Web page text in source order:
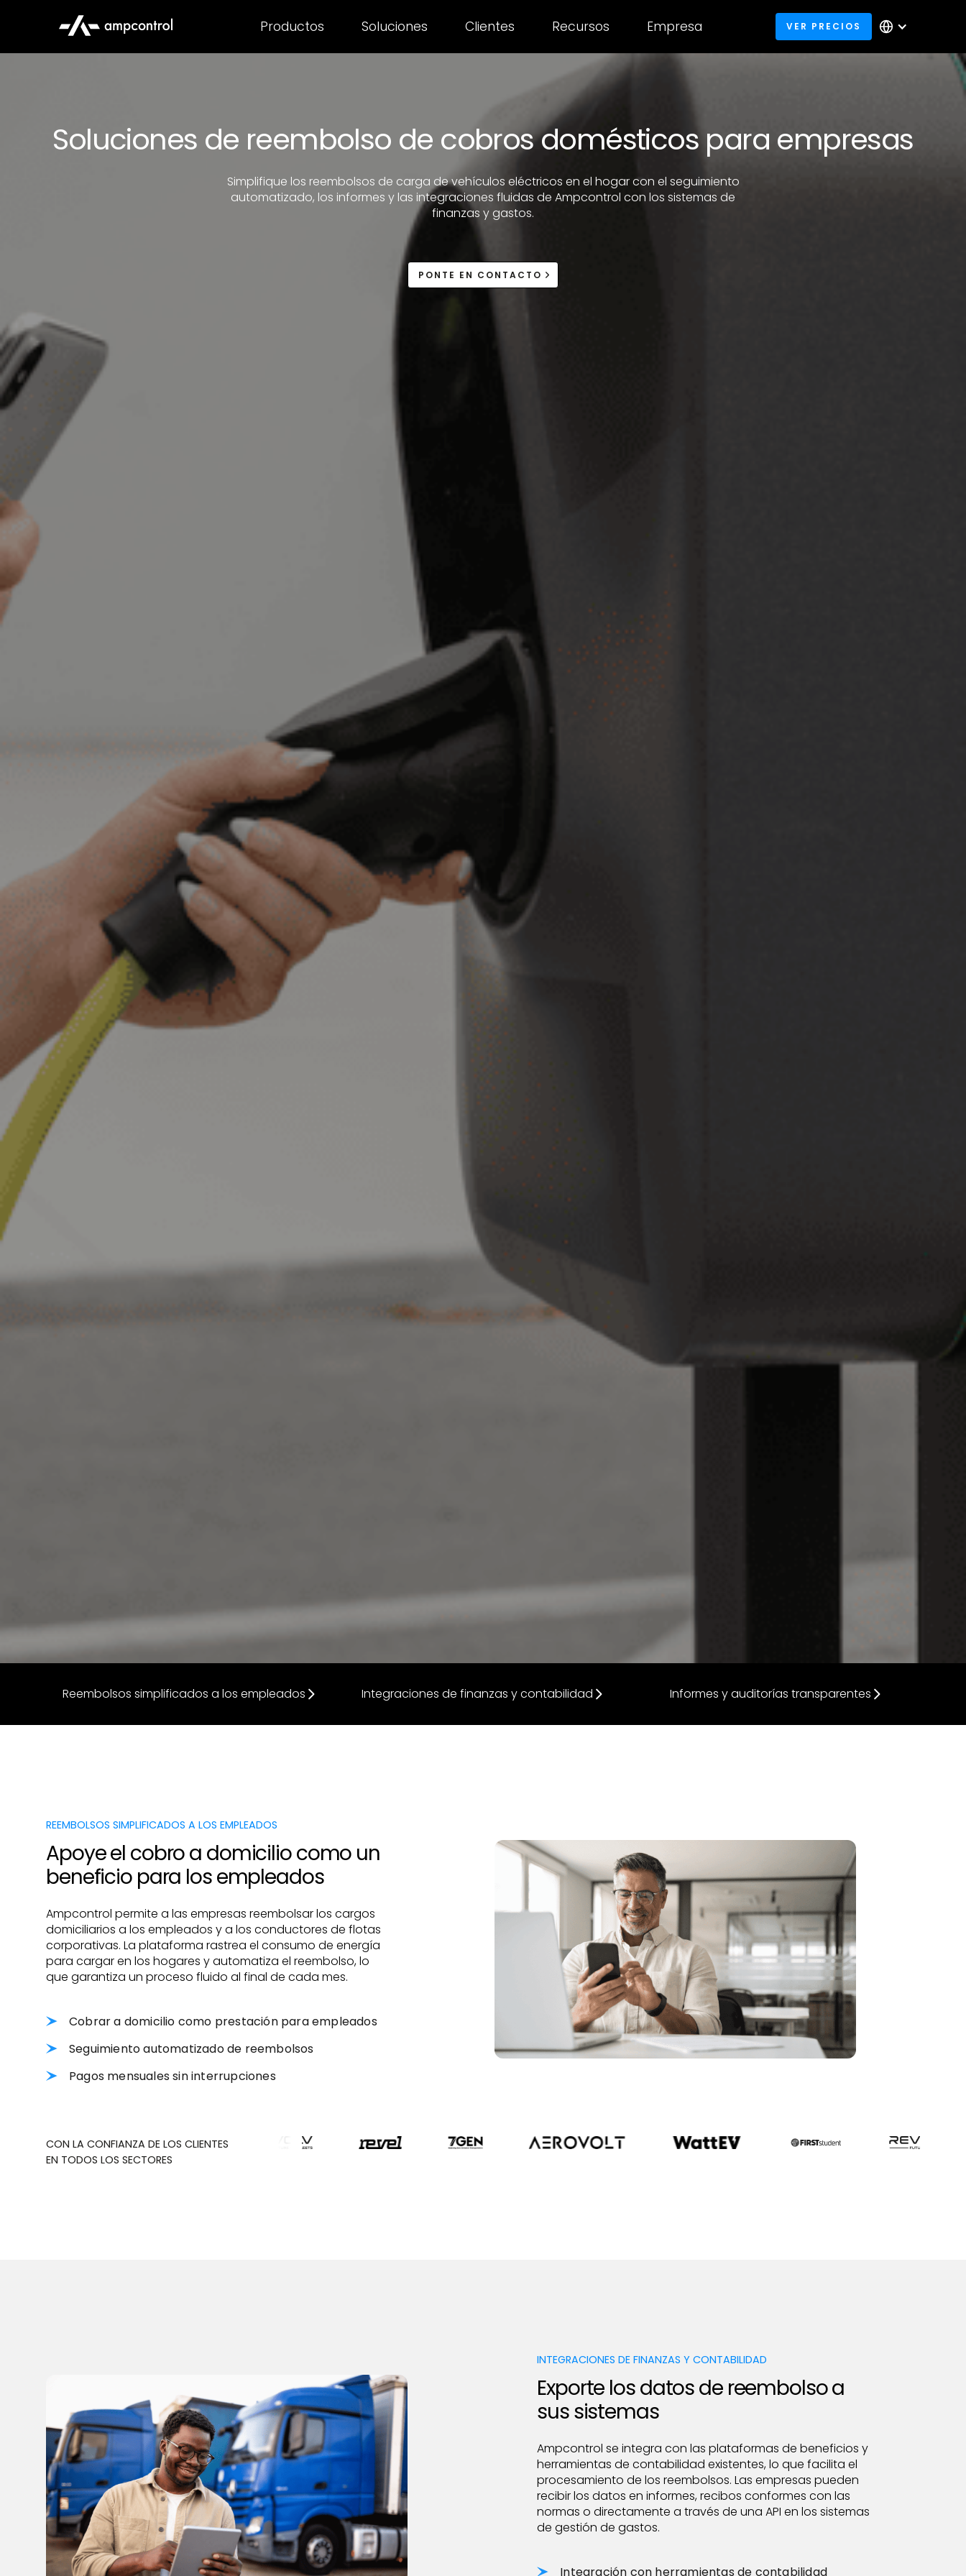
Productos Soluciones Clientes Recursos Empresa VER PRECIOS
Soluciones de reembolso de cobros domésticos para empresas
Simplifique los reembolsos de carga de vehículos eléctricos en el hogar con el seguimiento
automatizado, los informes y las integraciones fluidas de Ampcontrol con los sistemas de
finanzas y gastos.
PONTE EN CONTACTO
Reembolsos simplificados a los empleados Integraciones de finanzas y contabilidad Informes y auditorías transparentes
REEMBOLSOS SIMPLIFICADOS A LOS EMPLEADOS
Apoye el cobro a domicilio como un
beneficio para los empleados
Ampcontrol permite a las empresas reembolsar los cargos
domiciliarios a los empleados y a los conductores de flotas
corporativas. La plataforma rastrea el consumo de energía
para cargar en los hogares y automatiza el reembolso, lo
que garantiza un proceso fluido al final de cada mes.
Cobrar a domicilio como prestación para empleados
Seguimiento automatizado de reembolsos
Pagos mensuales sin interrupciones
CON LA CONFIANZA DE LOS CLIENTES
EN TODOS LOS SECTORES
INTEGRACIONES DE FINANZAS Y CONTABILIDAD
Exporte los datos de reembolso a
sus sistemas
Ampcontrol se integra con las plataformas de beneficios y
herramientas de contabilidad existentes, lo que facilita el
procesamiento de los reembolsos. Las empresas pueden
recibir los datos en informes, recibos conformes con las
normas o directamente a través de una API en los sistemas
de gestión de gastos.
Integración con herramientas de contabilidad